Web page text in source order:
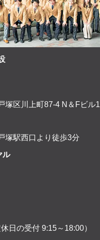
塚区川上町87-4 N＆Fビル
塚駅西口より徒歩3分
ル
日の受付 9:15～18:00）